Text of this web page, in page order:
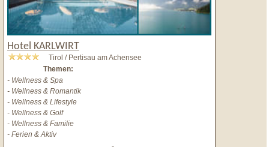
Hotel KARLWIRT
Tirol / Pertisau am Achensee
Themen:
- Wellness & Spa
- Wellness & Romantik
- Wellness & Lifestyle
- Wellness & Golf
- Wellness & Familie
- Ferien & Aktiv